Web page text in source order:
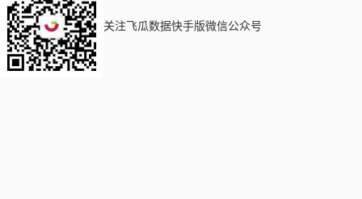
关注飞瓜数据快手版微信公众号